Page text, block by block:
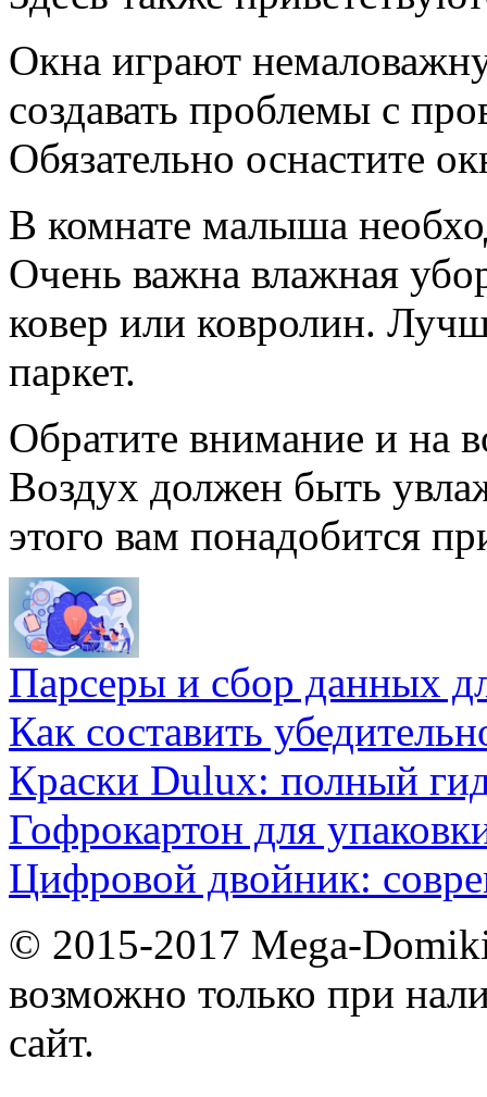
Окна играют
создавать проблемы с
Обязательно оснастите
В комнате малыша
Очень важна влажная
ковер или ковролин.
паркет.
Обратите внимание и на
Воздух должен быть
этого вам понадобится
Парсеры и сбор данных
Как составить
Краски Dulux: полный
Гофрокартон для
Цифровой двойник:
© 2015-2017 Mega-
возможно только при
сайт.